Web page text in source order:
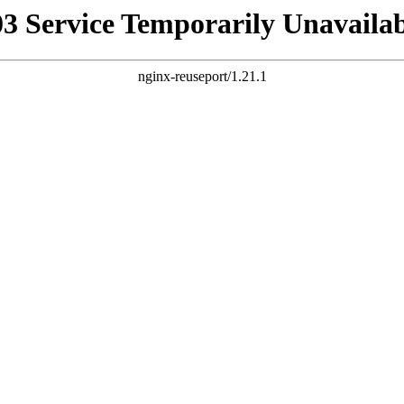
Service Temporarily
nginx-reuseport/1.21.1